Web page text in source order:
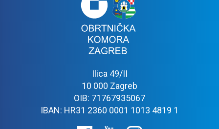
Ilica 49/II
10 000 Zagreb
OIB: 71767935067
IBAN: HR31 2360 0001 1013 4819 1